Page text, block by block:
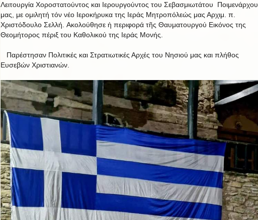
Λειτουργία Χοροστατούντος και Ιερουργούντος του Σεβασμιωτάτου Ποιμενάρχου
μας, με ομιλητή τόν νέο Ιεροκήρυκα της Ιεράς Μητροπόλεώς μας Αρχιμ. π.
Χριστόδουλο Σελλή. Ακολούθησε ἡ περιφορά τῆς Θαυματουργού Εικόνος της
Θεομήτορος πέριξ του Καθολικού της Ιεράς Μονής.
Παρέστησαν Πολιτικές και Στρατιωτικές Αρχές του Νησιού μας και πλήθος
Ευσεβών Χριστιανών.